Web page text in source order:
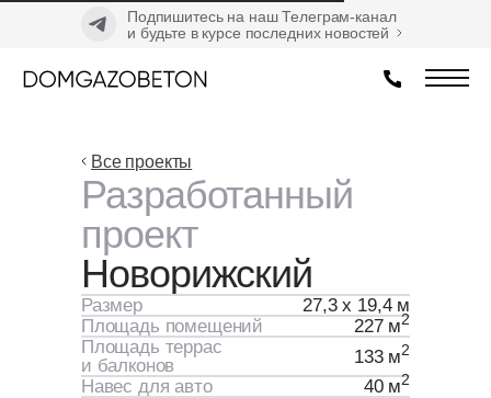
Подпишитесь на наш Телеграм-канал
и будьте в курсе последних новостей
Все проекты
Разработанный
проект
Новорижский
Размер
27,3 х 19,4 м
Площадь помещений
227 м2
Площадь террас
и балконов
133 м2
Навес для авто 40 м2